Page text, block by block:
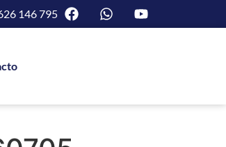
146 795